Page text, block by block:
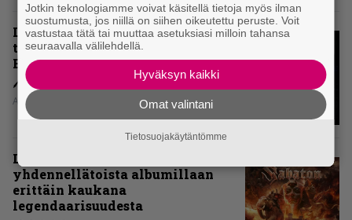
Levyarvio: Onko Steelbound jo
täydellisintä mahdollista Battle
Beastia?
Aki Nuopponen
Levyarvio: Sabaton on
yhdennellätoista albumillaan
erittäin kaukana
legendaarisuudesta
Jotkin teknologiamme voivat käsitellä tietoja myös ilman
suostumusta, jos niillä on siihen oikeutettu peruste. Voit
vastustaa tätä tai muuttaa asetuksiasi milloin tahansa
seuraavalla välilehdellä.
Hyväksyn kaikki
Omat valintani
Tietosuojakäytäntömme